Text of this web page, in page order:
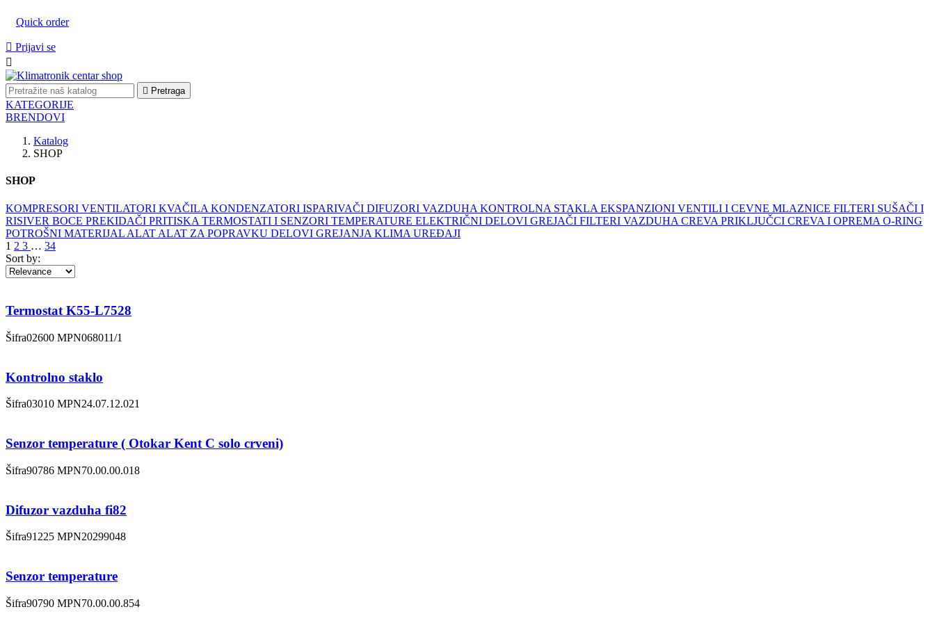
Quick order
 Prijavi se

 Pretraga
KATEGORIJE
BRENDOVI
Katalog
SHOP
SHOP
KOMPRESORI VENTILATORI KVAČILA KONDENZATORI ISPARIVAČI DIFUZORI VAZDUHA KONTROLNA STAKLA EKSPANZIONI VENTILI I CEVNE MLAZNICE FILTERI SUŠAČI I
RISIVER BOCE PREKIDAČI PRITISKA TERMOSTATI I SENZORI TEMPERATURE ELEKTRIČNI DELOVI GREJAČI FILTERI VAZDUHA CREVA PRIKLJUČCI CREVA I OPREMA O-RING
POTROŠNI MATERIJAL ALAT ALAT ZA POPRAVKU DELOVI GREJANJA KLIMA UREĐAJI
1 2 3 … 34
Sort by:
Termostat K55-L7528
Šifra02600 MPN068011/1
Kontrolno staklo
Šifra03010 MPN24.07.12.021
Senzor temperature ( Otokar Kent C solo crveni)
Šifra90786 MPN70.00.00.018
Difuzor vazduha fi82
Šifra91225 MPN20299048
Senzor temperature
Šifra90790 MPN70.00.00.854